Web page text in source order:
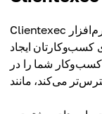
Clientexec پلتفرمی است که به شما کمک می‌کند تا نرم‌افزار
ایجاد
شما را در